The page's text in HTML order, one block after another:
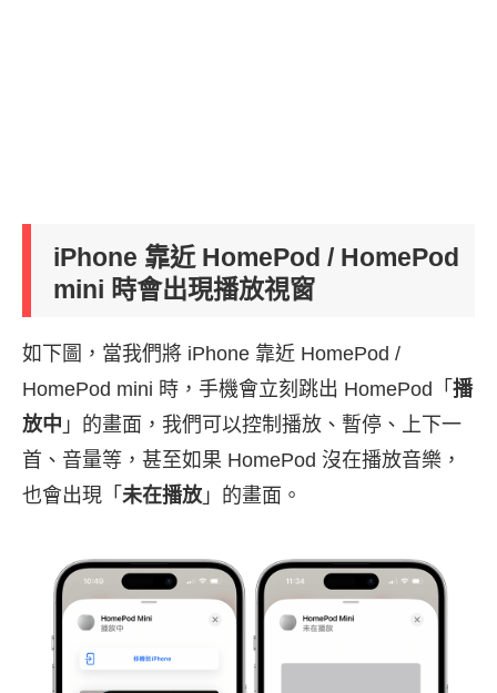
iPhone 靠近 HomePod / HomePod
mini 時會出現播放視窗
如下圖，當我們將 iPhone 靠近 HomePod /
HomePod mini 時，手機會立刻跳出 HomePod「 播
放中 」的畫面，我們可以控制播放、暫停、上下一
首、音量等，甚至如果 HomePod 沒在播放音樂，
也會出現「 未在播放 」的畫面。